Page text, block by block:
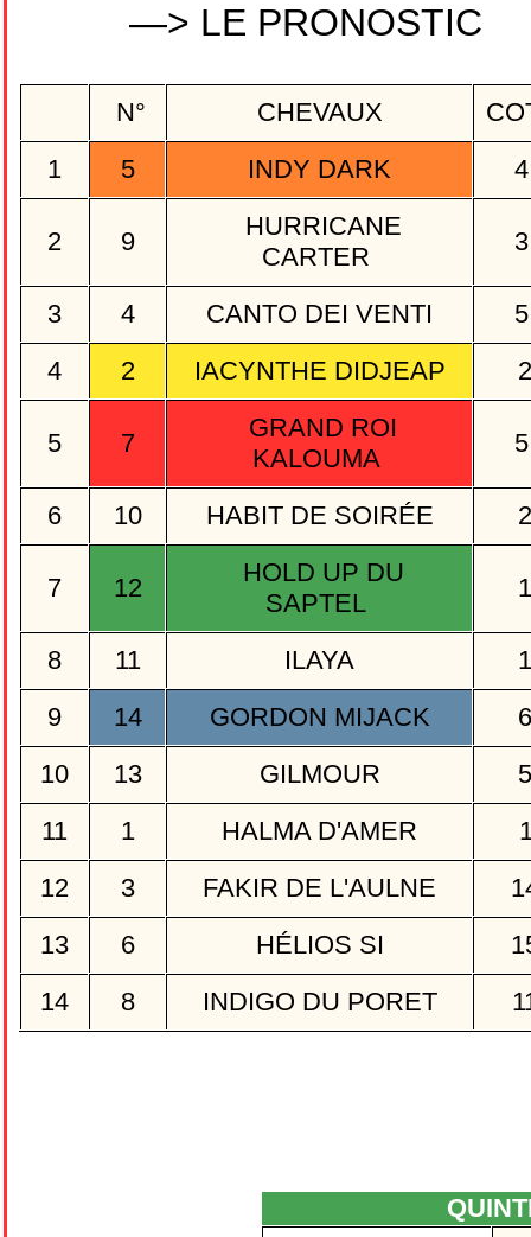
—> LE PRONOSTIC
N° CHEVAUX
1
5 INDY DARK
2 9
HURRICANE
CARTER
3 4 CANTO DEI VENTI
4
2 IACYNTHE DIDJEAP
5 7
GRAND ROI
KALOUMA
6 10 HABIT DE SOIRÉE
7 12
HOLD UP DU
SAPTEL
8 11 ILAYA
9
14 GORDON MIJACK
10
13 GILMOUR
11
1 HALMA D'AMER
12
3 FAKIR DE L'AULNE
13
6 HÉLIOS SI
14
8 INDIGO DU PORET